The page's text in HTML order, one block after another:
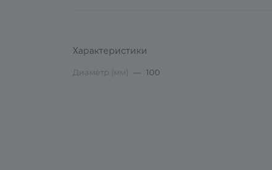
Характеристики
Диаметр (мм) — 100